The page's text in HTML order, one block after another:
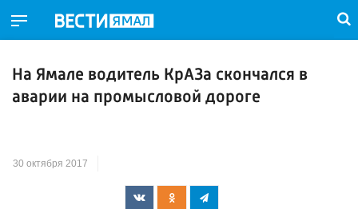
На Ямале водитель КрАЗа скончался в
аварии на промысловой дороге
30 октября 2017